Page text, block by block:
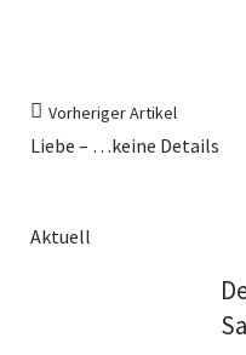
Vorheriger Artikel
Liebe – …keine Details
Aktuell